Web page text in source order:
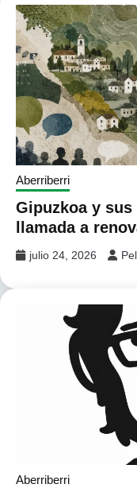
Aberriberri
Gipuzkoa y
llamada a
julio 24, 2026
Aberriberri